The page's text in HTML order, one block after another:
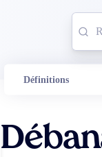
Définitions